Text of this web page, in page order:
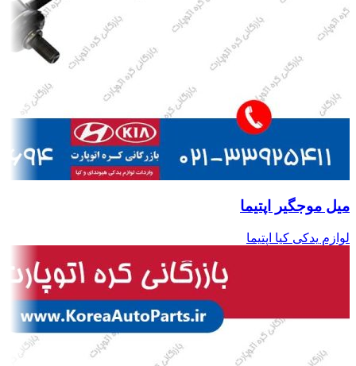
میل موجگیر اپتیما
لوازم یدکی کیا اپتیما